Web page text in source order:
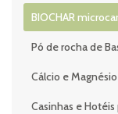
BIOCHAR
Pó de rocha de
Cálcio e
Casinhas e